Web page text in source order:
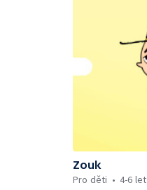
Zouk
Pro děti
4-6 let